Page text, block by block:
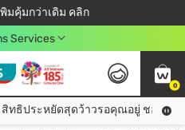
มคุ้มกว่าเดิม คลิก
ก ลดเพิ่มจุก ๆ 10%! 🎉
เมื่อชอป 499฿
น คลับดียังไง?
Services
0
มีบัตรสมาชิกวัตสัน คลับรึยัง? สิทธิประหยัดสุดว้าวรอคุณอยู่ ชอปคุ้มกว่าเดิม คลิก!
ทธิประหยัดสุดว้าวรอคุณอยู่ ชอปคุ้มก